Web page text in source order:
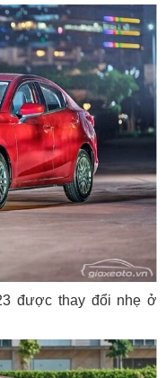
được thay đổi nhẹ ở